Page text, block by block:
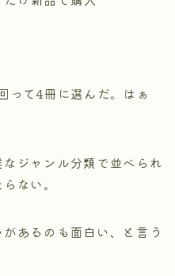
って4冊に選んだ。はぁ
ジャンル分類で並べられ
ない。
あるのも面白い、と言う